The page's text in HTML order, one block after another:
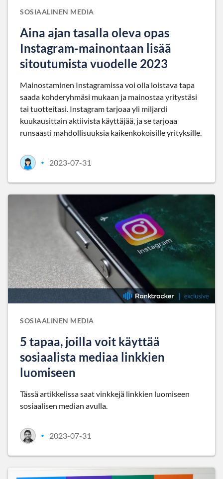
SOSIAALINEN MEDIA
Aina ajan tasalla oleva opas
Instagram-mainontaan lisää
sitoutumista vuodelle 2023
Mainostaminen Instagramissa voi olla loistava tapa
saada kohderyhmäsi mukaan ja mainostaa yritystäsi
tai tuotteitasi. Instagram tarjoaa yli miljardi
kuukausittain aktiivista käyttäjää, ja se tarjoaa
runsaasti mahdollisuuksia kaikenkokoisille yrityksille.
• 2023-07-31
SOSIAALINEN MEDIA
5 tapaa, joilla voit käyttää
sosiaalista mediaa linkkien
luomiseen
Tässä artikkelissa saat vinkkejä linkkien luomiseen
sosiaalisen median avulla.
• 2023-07-31